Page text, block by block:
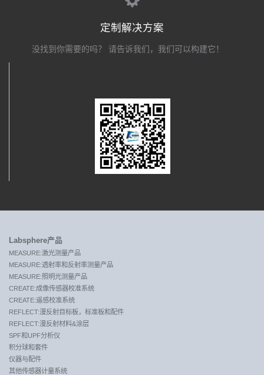
定制解决方案
没找到你需要的吗？ 请告诉我们，我们可以构建它！
Labsphere产品
MEASURE:激光测量产品
MEASURE:透射率和反射率测量产品
MEASURE:照明光测量产品
CREATE:成像传感器校准系统
CREATE:遥感校准系统
REFLECT:漫反射目标板，标准板和配件
REFLECT:漫反射材料&涂层
SPF和UPF分析仪
积分球和套件
仪器与配件
其他传感器计量系统